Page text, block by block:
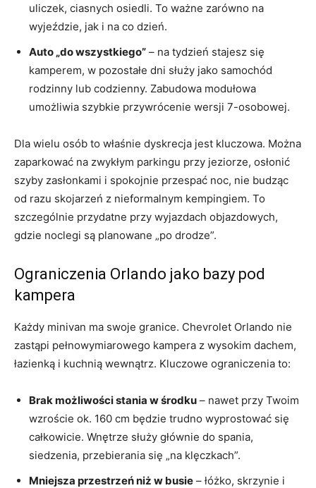
uliczek, ciasnych osiedli. To ważne zarówno na
wyjeździe, jak i na co dzień.
Auto „do wszystkiego” – na tydzień stajesz się
kamperem, w pozostałe dni służy jako samochód
rodzinny lub codzienny. Zabudowa modułowa
umożliwia szybkie przywrócenie wersji 7-osobowej.
Dla wielu osób to właśnie dyskrecja jest kluczowa. Można
zaparkować na zwykłym parkingu przy jeziorze, osłonić
szyby zasłonkami i spokojnie przespać noc, nie budząc
od razu skojarzeń z nieformalnym kempingiem. To
szczególnie przydatne przy wyjazdach objazdowych,
gdzie noclegi są planowane „po drodze”.
Ograniczenia Orlando jako bazy pod
kampera
Każdy minivan ma swoje granice. Chevrolet Orlando nie
zastąpi pełnowymiarowego kampera z wysokim dachem,
łazienką i kuchnią wewnątrz. Kluczowe ograniczenia to:
Brak możliwości stania w środku – nawet przy Twoim
wzroście ok. 160 cm będzie trudno wyprostować się
całkowicie. Wnętrze służy głównie do spania,
siedzenia, przebierania się „na klęczkach”.
Mniejsza przestrzeń niż w busie – łóżko, skrzynie i